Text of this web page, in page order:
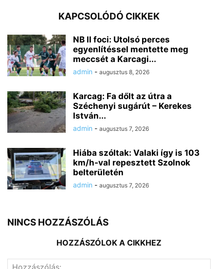
KAPCSOLÓDÓ CIKKEK
NB II foci: Utolsó perces
egyenlítéssel mentette meg
meccsét a Karcagi...
admin - augusztus 8, 2026
Karcag: Fa dőlt az útra a
Széchenyi sugárút – Kerekes
István...
admin - augusztus 7, 2026
Hiába szóltak: Valaki így is 103
km/h-val repesztett Szolnok
belterületén
admin - augusztus 7, 2026
NINCS HOZZÁSZÓLÁS
HOZZÁSZÓLOK A CIKKHEZ